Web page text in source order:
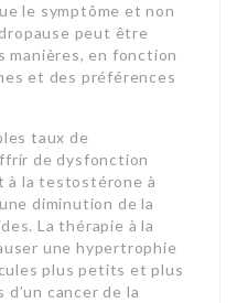
le symptôme et non
peut être
manières, en fonction
et des préférences
taux de
de dysfonction
à la testostérone à
diminution de la
La thérapie à la
une hypertrophie
plus petits et plus
cancer de la